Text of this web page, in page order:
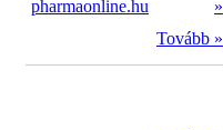
pharmaonline.hu
»
Tovább »